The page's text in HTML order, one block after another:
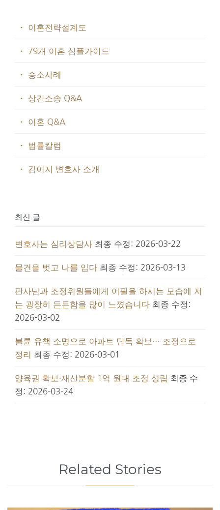
・ 이혼전략설계도
・ 79개 이혼 심플가이드
・ 승소사례
・ 상간소송 Q&A
・ 이혼 Q&A
・ 법률칼럼
・ 김이지 변호사 소개
최신 글
변호사는 심리상담사 최종 수정: 2026-03-22
물건을 벗고 나를 입다 최종 수정: 2026-03-13
판사님과 조정위원들에게 어필을 하시는 모습에 저
는 굉장히 든든함을 많이 느꼈습니다 최종 수정:
2026-03-02
불륜 유책 소명으로 아파트 단독 확보… 조정으로
정리 최종 수정: 2026-03-01
양육권 확보·재산분할 1억 원대 조정 성립 최종 수
정: 2026-03-24
Related Stories